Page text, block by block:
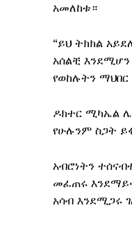
አመለከቱ።
“ይህ ትክክል
አሰልቺ
የወከሉትን
ዶክተር ሚካኤል
የሁሉንም ስጋት
አብሮነትን
መፈጠሩ
አሳብ እንደሚጋሩ